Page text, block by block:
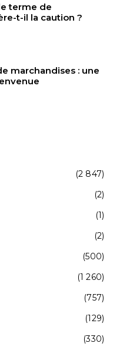
terme de
t-il la caution ?
marchandises : une
(2 847)
(2)
(1)
(2)
(500)
(1 260)
(757)
(129)
(330)